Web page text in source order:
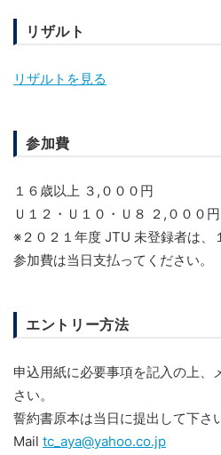
リザルト
リザルトを見る
参加費
１６歳以上 ３,０００円
Ｕ１２・Ｕ１０・Ｕ８ ２,０００円
※２０２１年度 JTU 未登録者は、
参加費は当日支払ってください。
エントリー方法
申込用紙に必要事項を記入の上、
さい。
誓約書原本は当日に提出して下さ
Mail tc_aya@yahoo.co.jp